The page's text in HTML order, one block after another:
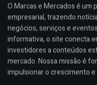
O Marcas e Mercados é um
empresarial, trazendo
negócios, serviços e
informativa, o site conecta
investidores a conteúdos
mercado. Nossa missão é
impulsionar o crescimento